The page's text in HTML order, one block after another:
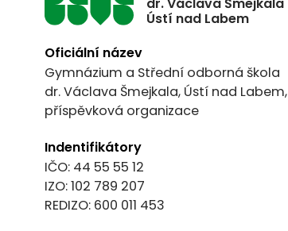
Ústí nad Labem
Oficiální název
Gymnázium a Střední odborná škola
dr. Václava Šmejkala, Ústí nad Labem,
příspěvková organizace
Indentifikátory
IČO: 44 55 55 12
IZO: 102 789 207
REDIZO: 600 011 453